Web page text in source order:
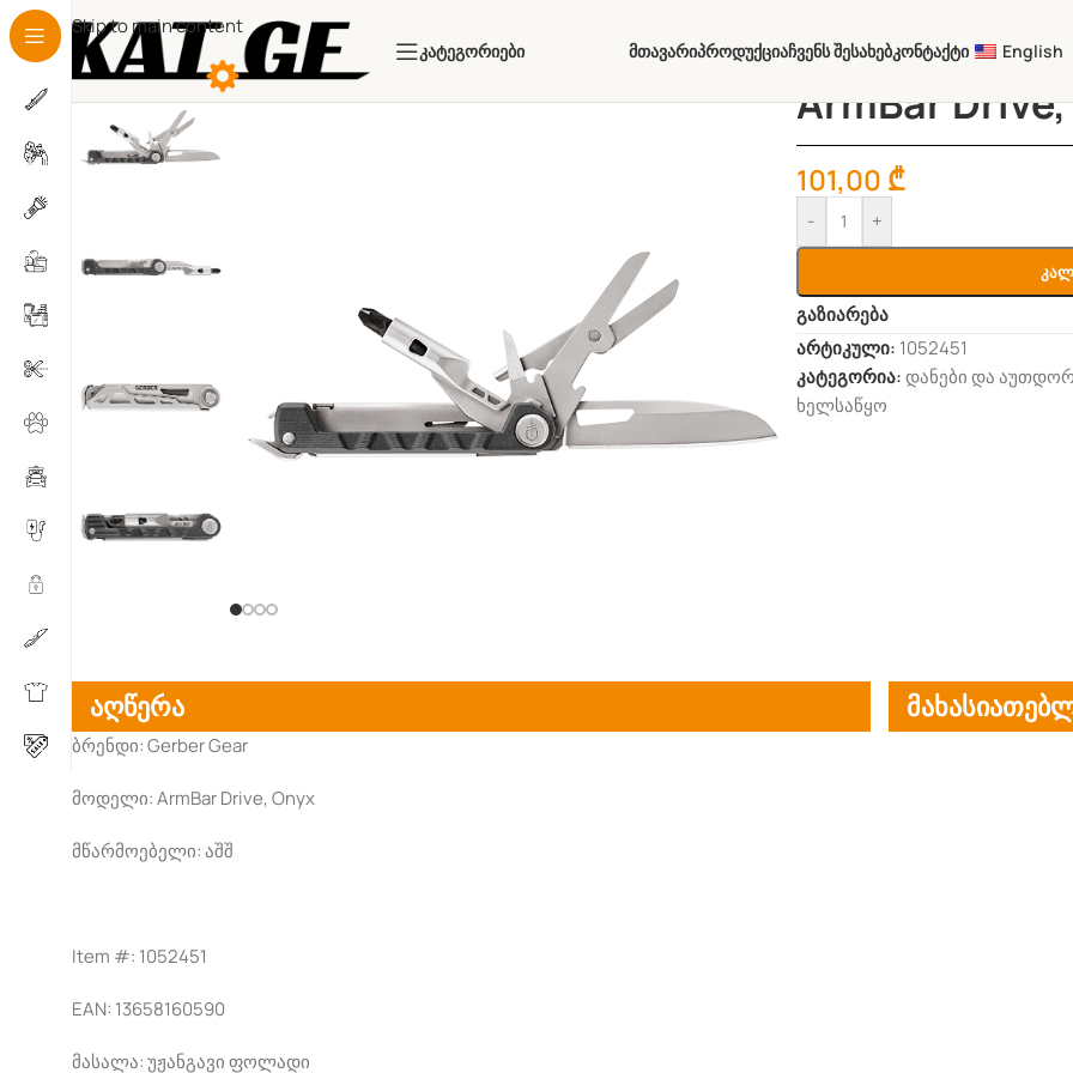
Skip to main content
Კატეგორიები ᲛთავარიᲞროდუქციაᲩვენს ᲨესახებᲙონტაქტი English
ArmBar
101,00 ₾
- +
გაზიარება
არტიკული: 1052451
კატეგორია:დანები და
ხელსაწყო
აღწერა
ბრენდი: Gerber Gear
მოდელი: ArmBar Drive, Onyx
მწარმოებელი: აშშ
Item #: 1052451
EAN: 13658160590
მასალა: უჟანგავი ფოლადი